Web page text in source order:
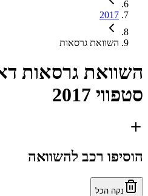
2017
השוואת גרסאות
השוואת גרסאות
סטפווי 2017
הוסיפו רכב להשוואה
נקה הכל